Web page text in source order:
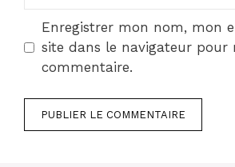
Enregistrer mon nom, mon
site dans le navigateur pour
commentaire.